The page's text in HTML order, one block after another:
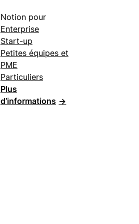
Notion pour
Enterprise
Start-up
Petites équipes et
PME
Particuliers
Plus
d’informations →